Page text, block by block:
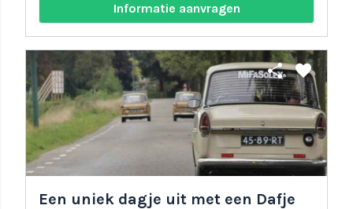
Informatie aanvragen
share favorite
Een uniek dagje uit met een Dafje